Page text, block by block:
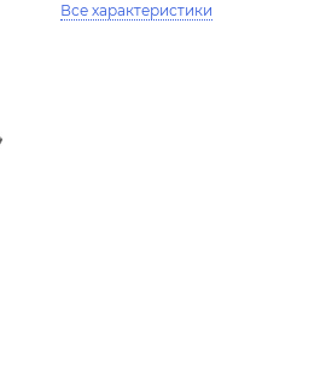
Все характеристики